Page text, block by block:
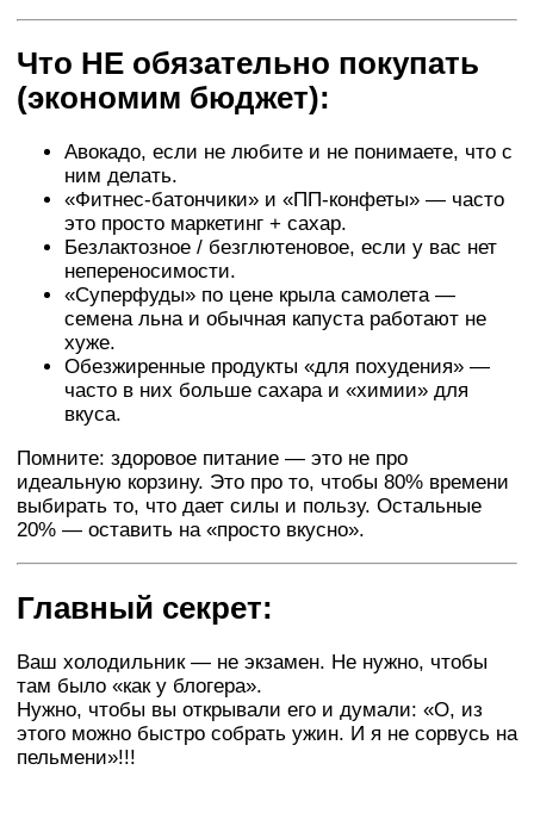
Что НЕ обязательно покупать
(экономим бюджет):
Авокадо, если не любите и не понимаете, что с
ним делать.
«Фитнес-батончики» и «ПП-конфеты» — часто
это просто маркетинг + сахар.
Безлактозное / безглютеновое, если у вас нет
непереносимости.
«Суперфуды» по цене крыла самолета —
семена льна и обычная капуста работают не
хуже.
Обезжиренные продукты «для похудения» —
часто в них больше сахара и «химии» для
вкуса.
Помните: здоровое питание — это не про
идеальную корзину. Это про то, чтобы 80% времени
выбирать то, что дает силы и пользу. Остальные
20% — оставить на «просто вкусно».
Главный секрет:
Ваш холодильник — не экзамен. Не нужно, чтобы
там было «как у блогера».
Нужно, чтобы вы открывали его и думали: «О, из
этого можно быстро собрать ужин. И я не сорвусь на
пельмени»!!!